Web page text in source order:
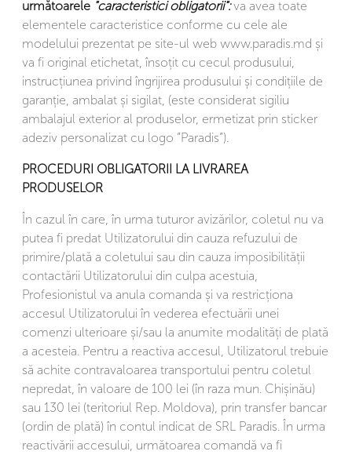
următoarele "caracteristici obligatorii":va avea toate
elementele caracteristice conforme cu cele ale
modelului prezentat pe site-ul web www.paradis.md și
va fi original etichetat, însoțit cu cecul produsului,
instrucțiunea privind îngrijirea produsului și condițiile de
garanție, ambalat și sigilat, (este considerat sigiliu
ambalajul exterior al produselor, ermetizat prin sticker
adeziv personalizat cu logo ”Paradis”).
PROCEDURI OBLIGATORII LA LIVRAREA
PRODUSELOR
În cazul în care, în urma tuturor avizărilor, coletul nu va
putea fi predat Utilizatorului din cauza refuzului de
primire/plată a coletului sau din cauza imposibilității
contactării Utilizatorului din culpa acestuia,
Profesionistul va anula comanda și va restricționa
accesul Utilizatorului în vederea efectuării unei
comenzi ulterioare și/sau la anumite modalități de plată
a acesteia. Pentru a reactiva accesul, Utilizatorul trebuie
să achite contravaloarea transportului pentru coletul
nepredat, în valoare de 100 lei (în raza mun. Chișinău)
sau 130 lei (teritoriul Rep. Moldova), prin transfer bancar
(ordin de plată) în contul indicat de SRL Paradis. În urma
reactivării accesului, următoarea comandă va fi